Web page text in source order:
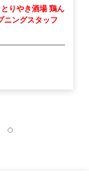
りやき酒場 鶏ん
ニングスタッフ